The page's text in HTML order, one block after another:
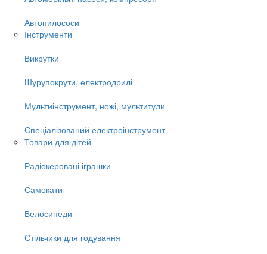
Автопилососи
Інструменти
Викрутки
Шурупокрути, електродрилі
Мультиінструмент, ножі, мультитули
Спеціалізований електроінструмент
Товари для дітей
Радіокеровані іграшки
Самокати
Велосипеди
Стільчики для годування